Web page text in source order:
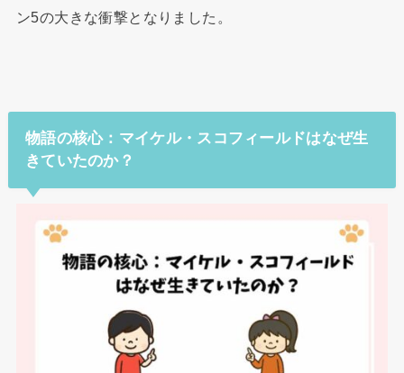
ン5の大きな衝撃となりました。
物語の核心：マイケル・スコフィールドはなぜ生
きていたのか？